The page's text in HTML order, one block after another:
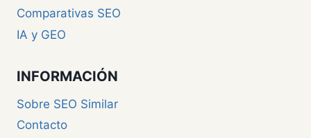
Comparativas SEO
IA y GEO
INFORMACIÓN
Sobre SEO Similar
Contacto